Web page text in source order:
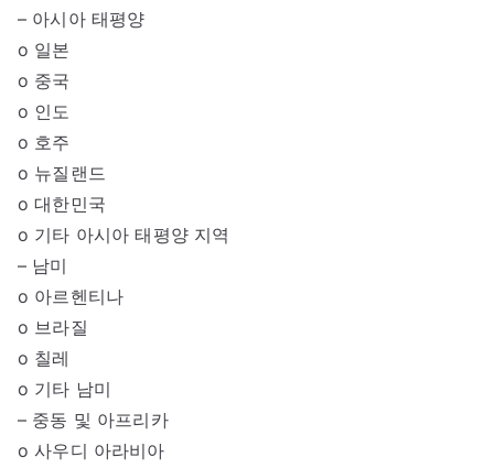
– 아시아 태평양
o 일본
o 중국
o 인도
o 호주
o 뉴질랜드
o 대한민국
o 기타 아시아 태평양 지역
– 남미
o 아르헨티나
o 브라질
o 칠레
o 기타 남미
– 중동 및 아프리카
o 사우디 아라비아